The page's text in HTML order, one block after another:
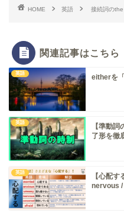
HOME 英語 接続詞のthe
関連記事はこちら
英語 eitherを
英語
【準動
了形を徹
英語
【心配
nervous /